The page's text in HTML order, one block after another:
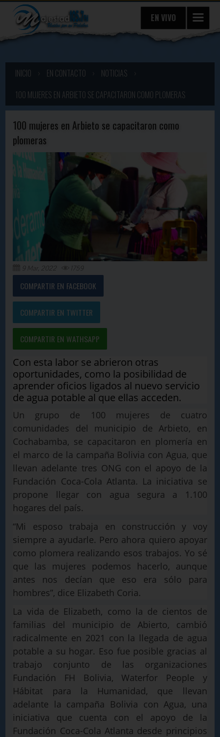
EN VIVO
INICIO EN CONTACTO NOTICIAS
100 MUJERES EN ARBIETO SE CAPACITARON COMO PLOMERAS
100 mujeres en Arbieto se capacitaron como
plomeras
9 Mar, 2022 1759
COMPARTIR EN FACEBOOK
COMPARTIR EN TWITTER
COMPARTIR EN WATHSAPP
Con esta labor se abrieron otras
oportunidades, como la posibilidad de
aprender oficios ligados al nuevo servicio
de agua potable al que ellas acceden.
Un grupo de 100 mujeres de cuatro
comunidades del municipio de Arbieto, en
Cochabamba, se capacitaron en plomería en
el marco de la campaña Bolivia con Agua, que
llevan adelante tres ONG con el apoyo de la
Fundación Coca-Cola Atlanta. La iniciativa se
propone llegar con agua segura a 1.100
hogares del país.
“Mi esposo trabaja en construcción y voy
siempre a ayudarle. Pero ahora quiero apoyar
como plomera realizando esos trabajos. Yo sé
que las mujeres podemos hacerlo, aunque
antes nos decían que eso era sólo para
hombres”, dice Elizabeth Coria.
La vida de Elizabeth, como la de cientos de
familias del municipio de Abierto, cambió
radicalmente en 2021 con la llegada de agua
potable a su hogar. Eso fue posible gracias al
trabajo conjunto de las organizaciones
Fundación FH Bolivia, Waterfor People y
Hábitat para la Humanidad, que llevan
adelante la campaña Bolivia con Agua, una
iniciativa que cuenta con el apoyo de la
Fundación Coca-Cola Atlanta desde principios